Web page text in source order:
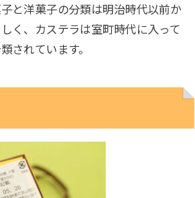
と洋菓子の分類は明治時代以前か
く、カステラは室町時代に入って
されています。